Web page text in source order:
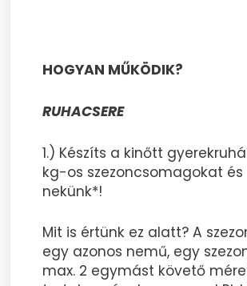
HOGYAN MŰKÖDIK?
RUHACSERE
1.) Készíts a kinőtt
kg-os szezoncsomagokat és
nekünk*!
Mit is értünk ez alatt? A
egy azonos nemű, egy
max. 2 egymást követő